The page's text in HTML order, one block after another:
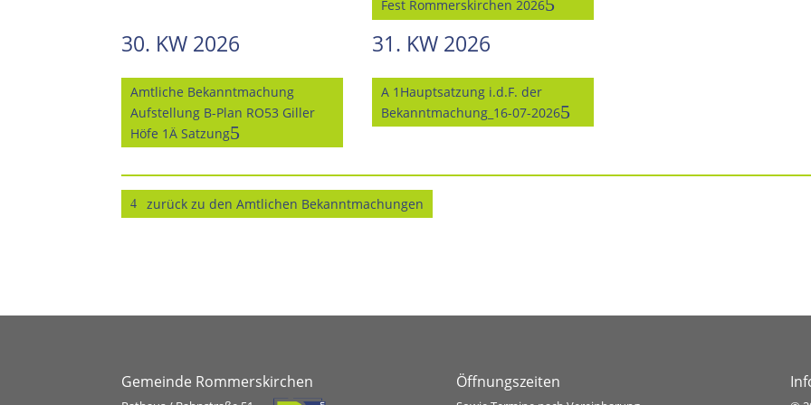
Fest Rommerskirchen 2026
30. KW 2026
Amtliche Bekanntmachung
Aufstellung B-Plan RO53 Giller
Höfe 1Ä Satzung
31. KW 2026
A 1Hauptsatzung i.d.F. der
Bekanntmachung_16-07-2026
zurück zu den Amtlichen Bekanntmachungen
Gemeinde Rommerskirchen Öffnungszeiten